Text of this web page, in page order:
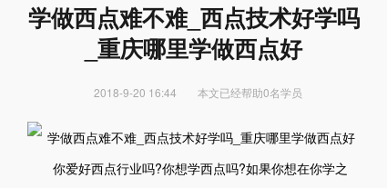
学做西点难不难_西点技术好学吗
_重庆哪里学做西点好
2018-9-20 16:44 本文已经帮助0名学员
你爱好西点行业吗?你想学西点吗?如果你想在你学之